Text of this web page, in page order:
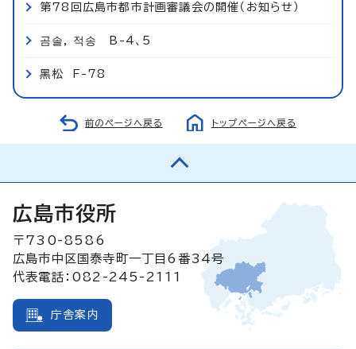
第78回広島市都市計画審議会の開催（お知らせ）
곰솔, 적송 B-4、5
黑松 F-78
前のページへ戻る トップページへ戻る
広島市役所
〒730-8586
広島市中区国泰寺町一丁目6番34号
代表電話：082-245-2111
庁舎案内